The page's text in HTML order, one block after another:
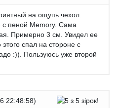
на ощупь чехол.
с пеной Memory. Сама
Примерно 3 см. Увидел ее
этого спал на стороне с
:)). Пользуюсь уже второй
22:48:58)